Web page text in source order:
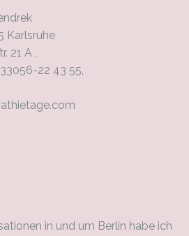
Karlsruhe
21 A ,
22 43 55,
in und um Berlin habe ich